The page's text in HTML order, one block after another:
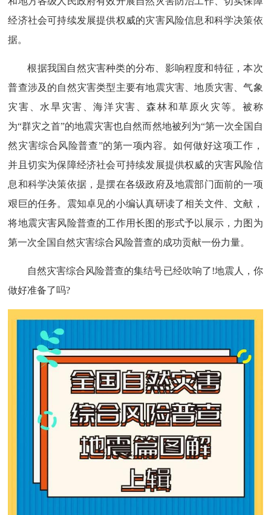
经济社会可持续发展提供权威的灾害风险信息和科学决策依
据。
根据我国自然灾害种类的分布、影响程度和特征，本次
普查涉及的自然灾害类型主要有地震灾害、地质灾害、气象
灾害、水旱灾害、海洋灾害、森林和草原火灾等。被称
为“群灾之首”的地震灾害也自然而然地被列为“第一次全国自
然灾害综合风险普查”的第一项内容。如何做好这项工作，
并且切实为保障经济社会可持续发展提供权威的灾害风险信
息和科学决策依据，是摆在各级政府及地震部门面前的一项
艰巨的任务。震知卓见的小编认真研读了相关文件、文献，
将地震灾害风险普查的工作用长图的形式予以展示，力图为
第一次全国自然灾害综合风险普查的成功贡献一份力量。
自然灾害综合风险普查的集结号已经吹响了!地震人，你
做好准备了吗?